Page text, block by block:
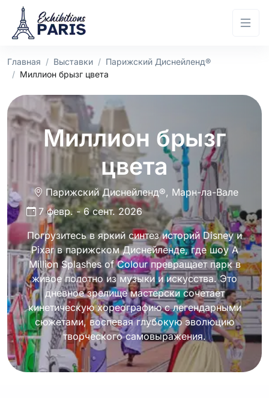
Главная Выставки
Парижский Диснейленд®
Миллион брызг цвета
Миллион брызг
цвета
Парижский Диснейленд®, Марн-ла-Вале
7 февр. - 6 сент. 2026
Погрузитесь в яркий синтез историй Disney и
Pixar в парижском Диснейленде, где шоу A
Million Splashes of Colour превращает парк в
живое полотно из музыки и искусства. Это
дневное зрелище мастерски сочетает
кинетическую хореографию с легендарными
сюжетами, воспевая глубокую эволюцию
творческого самовыражения.